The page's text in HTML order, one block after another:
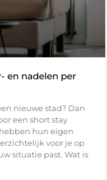
en nadelen per
nieuwe stad? Dan
een short stay
hun eigen
voor je op
situatie past. Wat is